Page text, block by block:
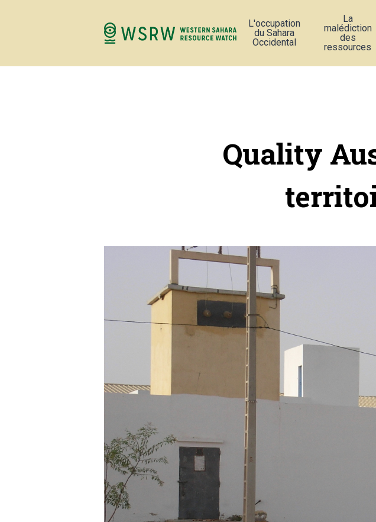
L'occupation
du Sahara
Occidental
La
malédiction
des
ressources
Quality